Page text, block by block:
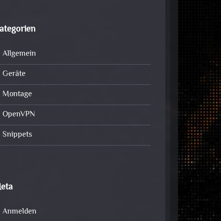
Allgemein
Geräte
Montage
OpenVPN
Snippets
Anmelden